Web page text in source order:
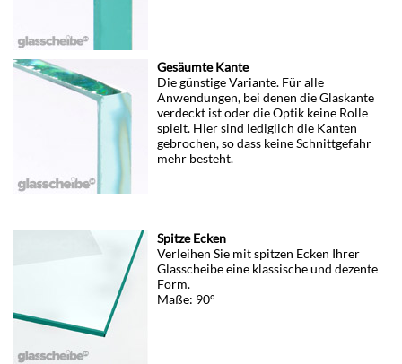
Gesäumte Kante
Die günstige Variante. Für alle
Anwendungen, bei denen die Glaskante
verdeckt ist oder die Optik keine Rolle
spielt. Hier sind lediglich die Kanten
gebrochen, so dass keine Schnittgefahr
mehr besteht.
Spitze Ecken
Verleihen Sie mit spitzen Ecken Ihrer
Glasscheibe eine klassische und dezente
Form.
Maße: 90°